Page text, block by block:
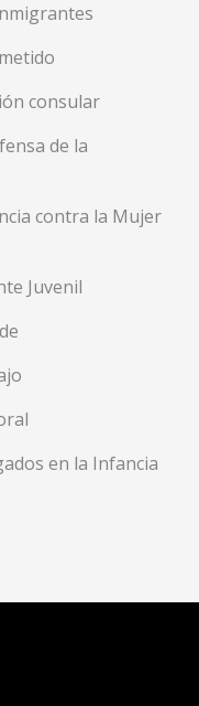
consular
de la
contra la Mujer
Juvenil
en la Infancia